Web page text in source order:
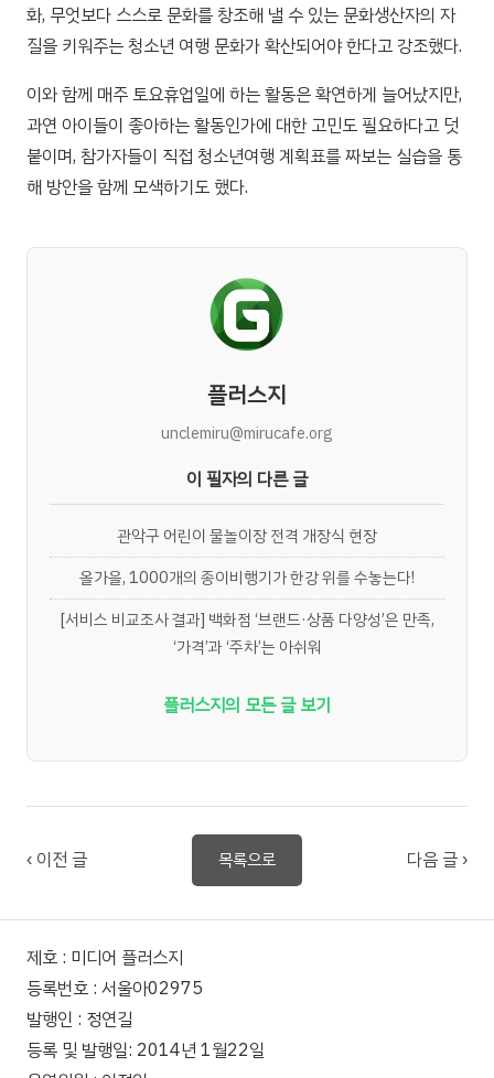
화, 무엇보다 스스로 문화를 창조해 낼 수 있는 문화생산자의 자
질을 키워주는 청소년 여행 문화가 확산되어야 한다고 강조했다.
이와 함께 매주 토요휴업일에 하는 활동은 확연하게 늘어났지만,
과연 아이들이 좋아하는 활동인가에 대한 고민도 필요하다고 덧
붙이며, 참가자들이 직접 청소년여행 계획표를 짜보는 실습을 통
해 방안을 함께 모색하기도 했다.
플러스지
unclemiru@mirucafe.org
이 필자의 다른 글
관악구 어린이 물놀이장 전격 개장식 현장
올가을, 1000개의 종이비행기가 한강 위를 수놓는다!
[서비스 비교조사 결과] 백화점 ‘브랜드·상품 다양성’은 만족,
‘가격’과 ‘주차’는 아쉬워
플러스지의 모든 글 보기
‹ 이전 글 목록으로 다음 글 ›
제호 : 미디어 플러스지
등록번호 : 서울아02975
발행인 : 정연길
등록 및 발행일: 2014년 1월22일